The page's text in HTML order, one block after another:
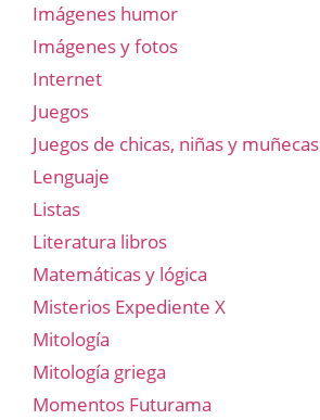
Imágenes humor
Imágenes y fotos
Internet
Juegos
Juegos de chicas, niñas y muñecas
Lenguaje
Listas
Literatura libros
Matemáticas y lógica
Misterios Expediente X
Mitología
Mitología griega
Momentos Futurama